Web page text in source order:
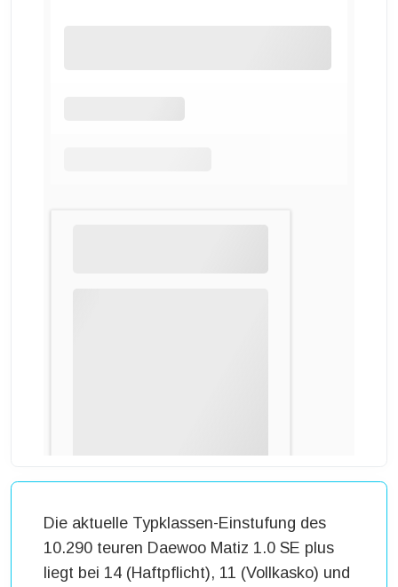
Die aktuelle Typklassen-Einstufung des
10.290 teuren Daewoo Matiz 1.0 SE plus
liegt bei 14 (Haftpflicht), 11 (Vollkasko) und